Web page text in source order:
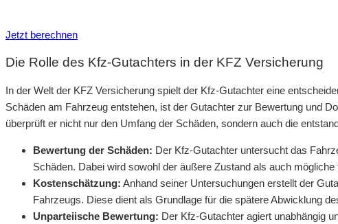
Jetzt berechnen
Die Rolle des Kfz-Gutachters in der KFZ Versicherung
In der Welt der KFZ Versicherung spielt der Kfz-Gutachter eine
Schäden am Fahrzeug entstehen, ist der Gutachter zur Bewertung und
überprüft er nicht nur den Umfang der Schäden, sondern auch die
Bewertung der Schäden: Der Kfz-Gutachter untersucht das
Schäden. Dabei wird sowohl der äußere Zustand als auch
Kostenschätzung: Anhand seiner Untersuchungen erstellt der
Fahrzeugs. Diese dient als Grundlage für die spätere Abwicklung
Unparteiische Bewertung: Der Kfz-Gutachter agiert unabhängig